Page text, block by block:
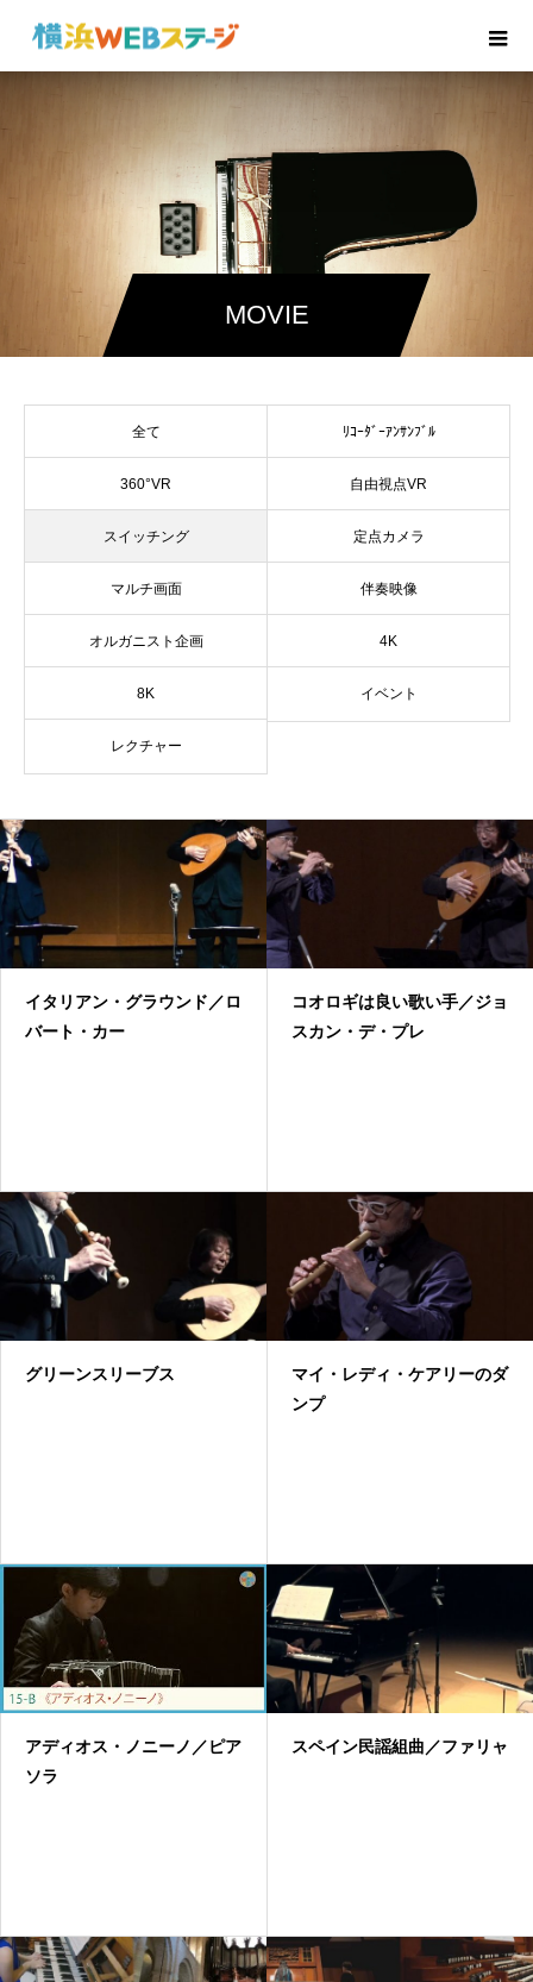
MOVIE
全て ﾘｺｰﾀﾞｰｱﾝｻﾝﾌﾞﾙ
360°VR 自由視点VR
スイッチング 定点カメラ
マルチ画面 伴奏映像
オルガニスト企画 4K
8K イベント
レクチャー
イタリアン・グラウンド／ロ
バート・カー
コオロギは良い歌い手／ジョ
スカン・デ・プレ
グリーンスリーブス
マイ・レディ・ケアリーのダ
ンプ
アディオス・ノニーノ／ピア
ソラ
スペイン民謡組曲／ファリャ